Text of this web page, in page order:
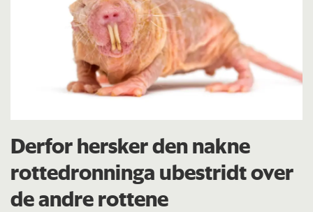
Derfor hersker den nakne
rottedronninga ubestridt over
de andre rottene